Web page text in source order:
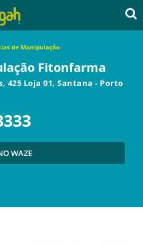
de Manipulação
Fitonfarma
425 Loja 01, Santana - Porto
WAZE